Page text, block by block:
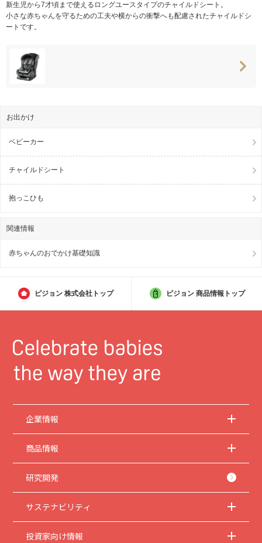
新生児から7才頃まで使えるロングユースタイプのチャイルドシート。
小さな赤ちゃんを守るための工夫や横からの衝撃へも配慮されたチャイルドシ
ートです。
お出かけ
ベビーカー
チャイルドシート
抱っこひも
関連情報
赤ちゃんのおでかけ基礎知識
ピジョン 株式会社トップ ピジョン 商品情報トップ
企業情報
商品情報
研究開発
サステナビリティ
投資家向け情報